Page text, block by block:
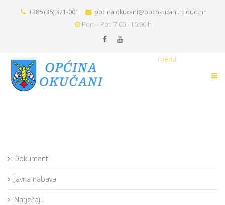
+385 (35) 371-001
opcina.okucani@opcokucani.tcloud.hr
Pon. - Pet. 7:00 - 15:00 h
menu
Dokumenti
Javna nabava
Natječaji